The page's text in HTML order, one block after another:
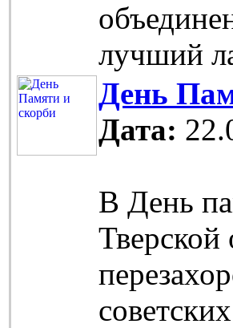
лучший
День
Дата:
В День
Тверской